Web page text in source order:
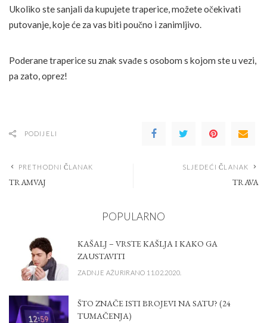
Ukoliko ste sanjali da kupujete traperice, možete očekivati
putovanje, koje će za vas biti poučno i zanimljivo.
Poderane traperice su znak svađe s osobom s kojom ste u vezi,
pa zato, oprez!
PODIJELI
PRETHODNI ČLANAK
TRAMVAJ
SLJEDEĆI ČLANAK
TRAVA
POPULARNO
KAŠALJ – VRSTE KAŠLJA I KAKO GA
ZAUSTAVITI
ZADNJE AŽURIRANO 11.02.2020.
ŠTO ZNAČE ISTI BROJEVI NA SATU? (24
TUMAČENJA)